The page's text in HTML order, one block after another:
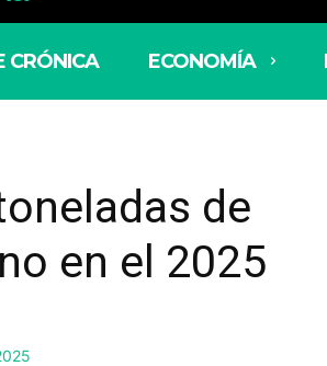
CRÓNICA ECONOMÍA
de
en el 2025